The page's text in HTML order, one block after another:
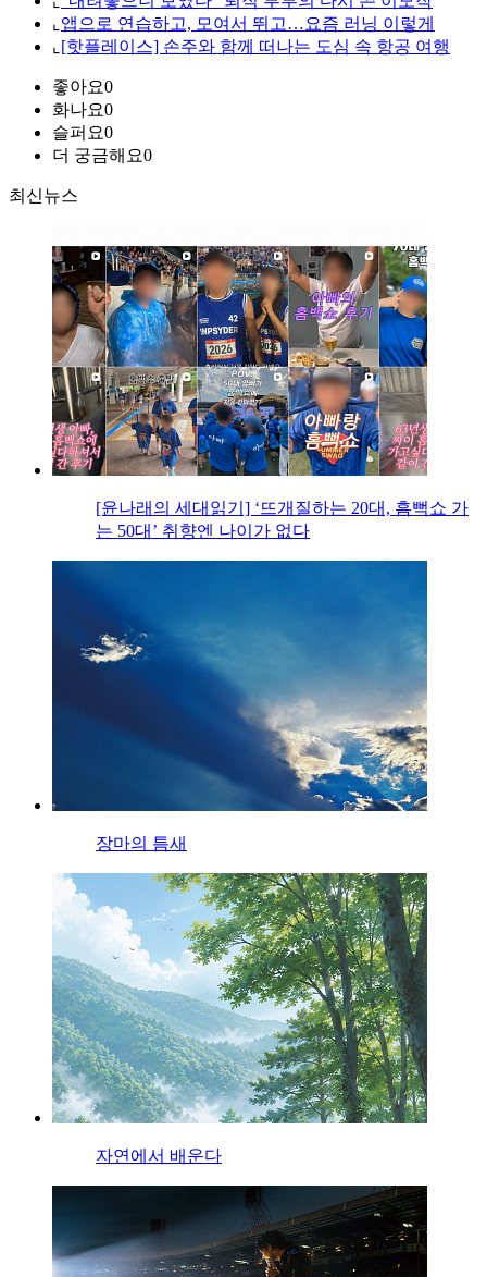
⌞ 앱으로 연습하고, 모여서 뛰고…요즘 러닝 이렇게
⌞ [핫플레이스] 손주와 함께 떠나는 도심 속 항공 여행
좋아요0
화나요0
슬퍼요0
더 궁금해요0
최신뉴스
[윤나래의 세대읽기] ‘뜨개질하는 20대, 흠뻑쇼 가
는 50대’ 취향엔 나이가 없다
장마의 틈새
자연에서 배운다